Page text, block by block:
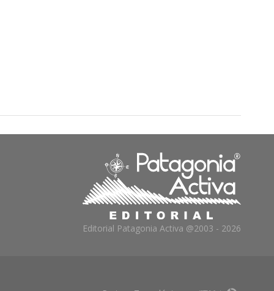
Editorial Patagonia Activa @2003 - 2026